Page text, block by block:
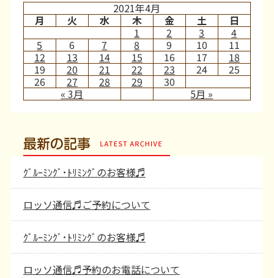
2021年4月
月
火 水 木 金 土 日
« 3月 5月 »
1 2 3
4
5
6 7 8 9 10
11
12
13 14 15 16 17
18
19
20 21 22 23 24
25
26
27 28 29 30
最新の記事
ｸﾞﾙｰﾐﾝｸﾞ･ﾄﾘﾐﾝｸﾞのお客様♬
ロッソ通信♬ご予約について
ｸﾞﾙｰﾐﾝｸﾞ･ﾄﾘﾐﾝｸﾞのお客様♬
ロッソ通信♬予約のお電話について